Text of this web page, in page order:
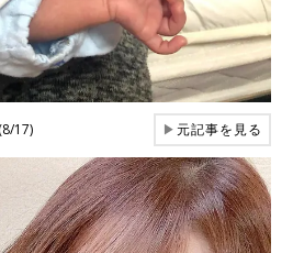
17) ▶元記事を見る